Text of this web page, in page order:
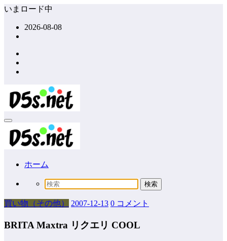
コ
ッ
プ
いまロード中
2026-08-08
ホーム
買い物（その他） 2007-12-13 0 コメント
BRITA Maxtra リクエリ COOL